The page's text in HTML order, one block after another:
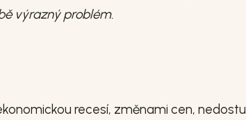
výrazný problém.
recesí, změnami cen,